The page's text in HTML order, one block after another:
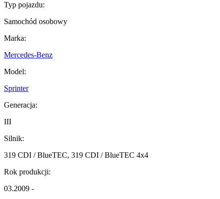
Typ pojazdu:
Samochód osobowy
Marka:
Mercedes-Benz
Model:
Sprinter
Generacja:
III
Silnik:
319 CDI / BlueTEC, 319 CDI / BlueTEC 4x4
Rok produkcji:
03.2009 -